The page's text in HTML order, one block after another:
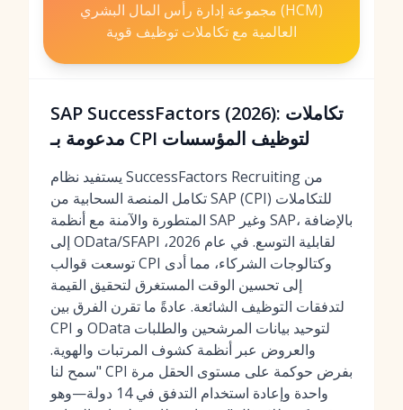
مجموعة إدارة رأس المال البشري (HCM)
العالمية مع تكاملات توظيف قوية
SAP SuccessFactors (2026): تكاملات
مدعومة بـ CPI لتوظيف المؤسسات
يستفيد نظام SuccessFactors Recruiting من
تكامل المنصة السحابية من SAP (CPI) للتكاملات
المتطورة والآمنة مع أنظمة SAP وغير SAP، بالإضافة
إلى OData/SFAPI لقابلية التوسع. في عام 2026،
توسعت قوالب CPI وكتالوجات الشركاء، مما أدى
إلى تحسين الوقت المستغرق لتحقيق القيمة
لتدفقات التوظيف الشائعة. عادةً ما تقرن الفرق بين
CPI و OData لتوحيد بيانات المرشحين والطلبات
والعروض عبر أنظمة كشوف المرتبات والهوية.
"سمح لنا CPI بفرض حوكمة على مستوى الحقل مرة
واحدة وإعادة استخدام التدفق في 14 دولة—وهو